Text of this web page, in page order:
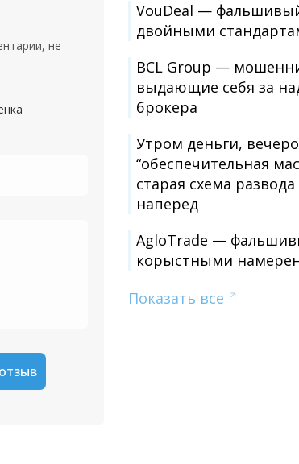
не
VouDeal —
двойными
BCL Group —
выдающие себя за
брокера
Утром деньги,
“обеспечительная
старая схема
наперед
AgloTrade —
корыстными
Показать все